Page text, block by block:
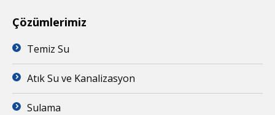
Çözümlerimiz
Temiz Su
Atık Su ve Kanalizasyon
Sulama